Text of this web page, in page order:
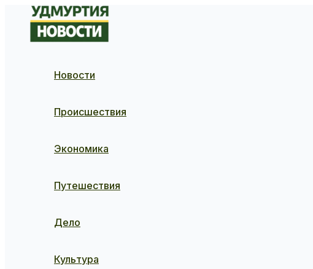
Перейти
содержимому
Новости
Происшествия
Экономика
Путешествия
Дело
Культура